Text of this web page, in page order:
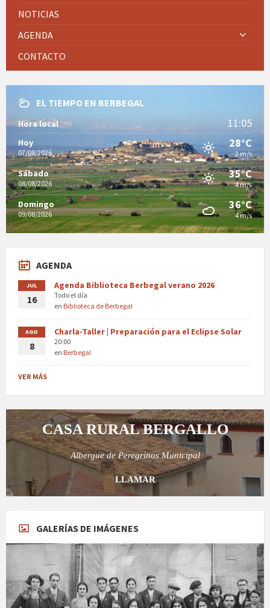
NOTICIAS
AGENDA
CONTACTO
EL TIEMPO EN BERBEGAL
Hora local 11:05
Hoy
07/08/2026
28°C
2 m/s
Sábado
08/08/2026
35°C
4 m/s
Domingo
09/08/2026
36°C
4 m/s
AGENDA
JUL
16
Agenda Biblioteca Berbegal verano 2026
Todo el día
en Biblioteca de Berbegal
AGO
8
Charla-Taller | Preparación para el Eclipse Solar
20:00
en Berbegal
VER MÁS
CASA RURAL BERGALLO
Albergue de Peregrinos Municipal
LLAMAR
GALERÍAS DE IMÁGENES